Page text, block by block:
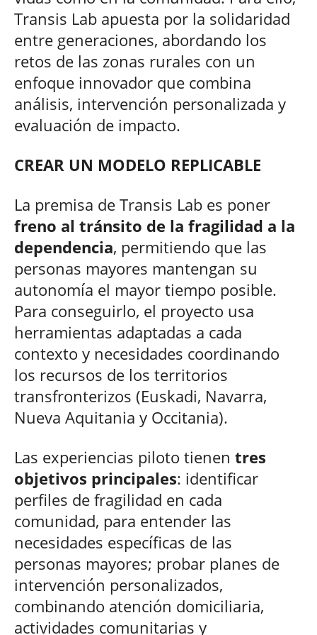
Transis Lab apuesta por la solidaridad
entre generaciones, abordando los
retos de las zonas rurales con un
enfoque innovador que combina
análisis, intervención personalizada y
evaluación de impacto.
CREAR UN MODELO REPLICABLE
La premisa de Transis Lab es poner
freno al tránsito de la fragilidad a la
dependencia, permitiendo que las
personas mayores mantengan su
autonomía el mayor tiempo posible.
Para conseguirlo, el proyecto usa
herramientas adaptadas a cada
contexto y necesidades coordinando
los recursos de los territorios
transfronterizos (Euskadi, Navarra,
Nueva Aquitania y Occitania).
Las experiencias piloto tienen tres
objetivos principales: identificar
perfiles de fragilidad en cada
comunidad, para entender las
necesidades específicas de las
personas mayores; probar planes de
intervención personalizados,
combinando atención domiciliaria,
actividades comunitarias y